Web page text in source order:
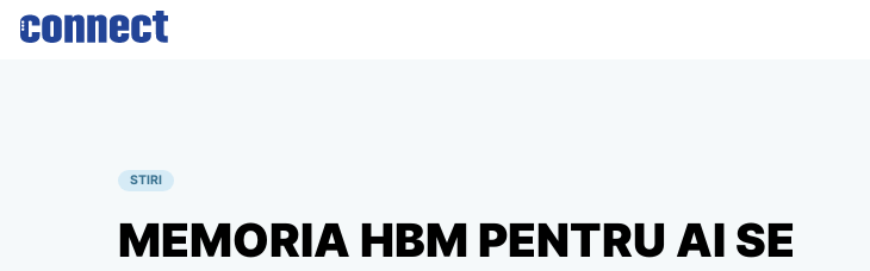
Skip
STIRI
MEMORIA HBM PENTRU AI SE